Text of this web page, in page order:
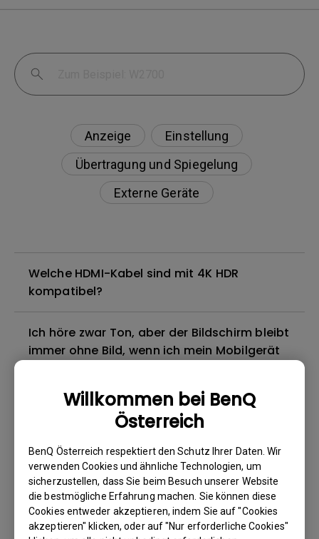
Willkommen bei BenQ
Österreich
BenQ Österreich respektiert den Schutz Ihrer Daten. Wir
verwenden Cookies und ähnliche Technologien, um
sicherzustellen, dass Sie beim Besuch unserer Website
die bestmögliche Erfahrung machen. Sie können diese
Cookies entweder akzeptieren, indem Sie auf "Cookies
akzeptieren" klicken, oder auf "Nur erforderliche Cookies"
Anzeige
Einstellung
Übertragung und Spiegelung
Externe Geräte
Welche HDMI-Kabel sind mit 4K HDR
kompatibel?
Ich höre zwar Ton, aber der Bildschirm bleibt
immer ohne Bild, wenn ich mein Mobilgerät
von Netflix, Disney+, Hulu und anderen zu
streamen. Wie kann ich das beheben?
Gibt es einen Projektor, der das Abspielen
von Blu-ray 3D-Filmen mit einer passiven
polarisierten Brille unterstützt, wie bei
meinem Fernseher?